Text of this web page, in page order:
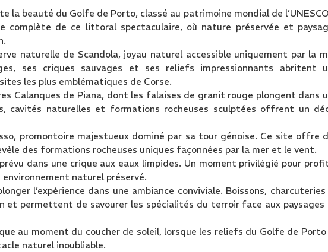
la beauté du Golfe de Porto, classé au patrimoine mondial de
complète de ce littoral spectaculaire, où nature préservée et
naturelle de Scandola, joyau naturel accessible uniquement par la
ses criques sauvages et ses reliefs impressionnants abritent
les plus emblématiques de Corse.
Calanques de Piana, dont les falaises de granit rouge plongent dans
cavités naturelles et formations rocheuses sculptées offrent un
promontoire majestueux dominé par sa tour génoise. Ce site offre
des formations rocheuses uniques façonnées par la mer et le vent.
dans une crique aux eaux limpides. Un moment privilégié pour
naturel préservé.
l’expérience dans une ambiance conviviale. Boissons,
et permettent de savourer les spécialités du terroir face aux paysages
au moment du coucher de soleil, lorsque les reliefs du Golfe de Porto
naturel inoubliable.